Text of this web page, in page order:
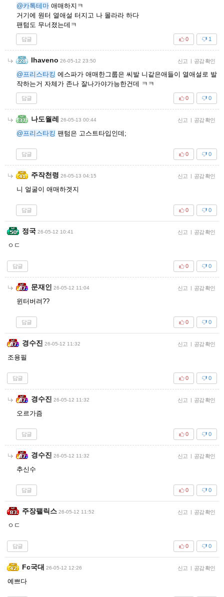
@카톡테마 애매하지ㅋ
거기에 원터 열애설 터지고 나 몰라라 하다
팬텀도 무너졌는데ㅋ
답글 1
0
Ihaveno 26-05-12 23:50 신고 | 공감 확인
@프리스타킹 에스파가 애매한그룹은 씨발 니같은애들이 열애설로 발
작하는거 자체가 존나 잘나가야가능한건데 ㅋㅋ
답글 0
0
나도월레 26-05-13 00:44 신고 | 공감 확인
@프리스타킹 팬텀은 고스트타입인데;
답글 0
0
주작천령 26-05-13 04:15 신고 | 공감 확인
니 얼굴이 애매하겟지
답글 0
0
정국 26-05-12 10:41 신고 | 공감 확인
ㅇㄷ
답글 0
0
문재인 26-05-12 11:04 신고 | 공감 확인
윈터버려??
답글 0
0
경수진 26-05-12 11:32 신고 | 공감 확인
조용필
답글 0
0
경수진 26-05-12 11:32 신고 | 공감 확인
오르가즘
답글 0
0
경수진 26-05-12 11:32 신고 | 공감 확인
추신수
답글 0
0
주장팰릭스 26-05-12 11:52 신고 | 공감 확인
ㅇㄷ
답글 0
0
Fc국대 26-05-12 12:26 신고 | 공감 확인
예쁘다